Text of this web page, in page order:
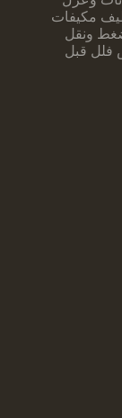
مكيفات
ونقل
فلل قبل